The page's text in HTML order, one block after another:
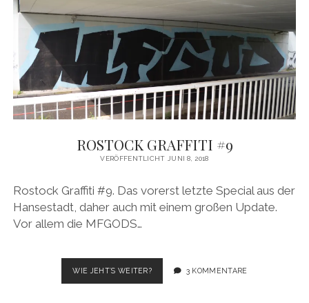
ROSTOCK GRAFFITI #9
VERÖFFENTLICHT JUNI 8, 2018
Rostock Graffiti #9. Das vorerst letzte Special aus der
Hansestadt, daher auch mit einem großen Update.
Vor allem die MFGODS…
WIE JEHT´S WEITER?ROSTOCK
GRAFFITI
3 KOMMENTARE